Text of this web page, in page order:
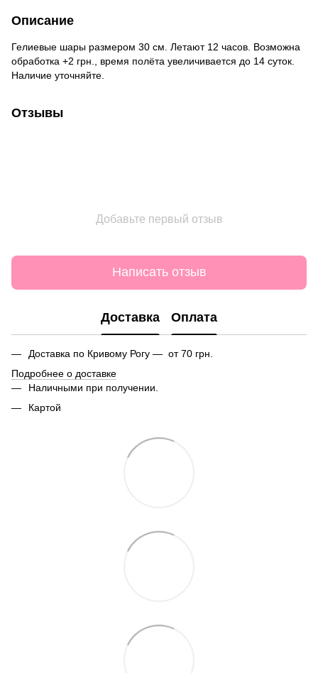
Описание
Гелиевые шары размером 30 см. Летают 12 часов. Возможна
обработка +2 грн., время полёта увеличивается до 14 суток.
Наличие уточняйте.
Отзывы
Добавьте первый отзыв
Написать отзыв
Доставка Оплата
Доставка по Кривому Рогу — от 70 грн.
Подробнее о доставке
Наличными при получении.
Картой